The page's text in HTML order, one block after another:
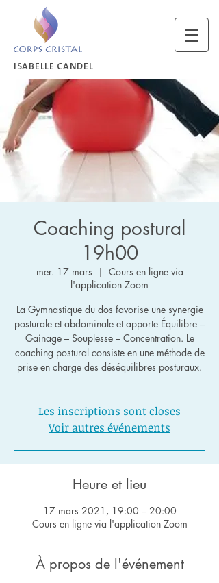
ISABELLE CANDEL
Coaching postural
19h00
mer. 17 mars
  |
Cours en ligne via
l'application Zoom
La Gymnastique du dos favorise une synergie
posturale et abdominale et apporte Équilibre –
Gainage – Souplesse – Concentration. Le
coaching postural consiste en une méthode de
Les inscriptions sont closes
Voir autres événements
Heure et lieu
17 mars 2021, 19:00 – 20:00
Cours en ligne via l'application Zoom
À propos de l'événement